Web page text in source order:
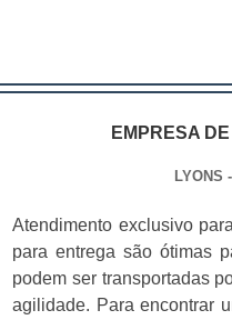
EMPRESA
LYONS
Atendimento exclusivo
para entrega são ótimas
podem ser transportadas
agilidade. Para encontrar